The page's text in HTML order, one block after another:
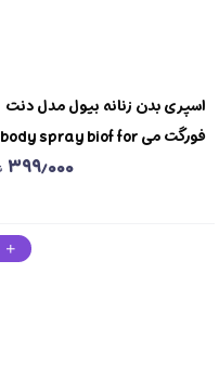
اسپری بدن زنانه بیول مدل دنت
فورگت می body spray biof for
women DONT FORGET ME
۳۹۹٫۰۰۰